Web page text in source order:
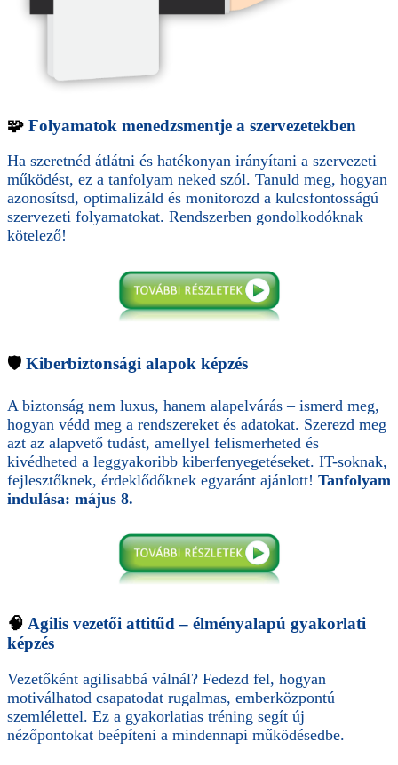
🧩 Folyamatok menedzsmentje a szervezetekben
Ha szeretnéd átlátni és hatékonyan irányítani a szervezeti
működést, ez a tanfolyam neked szól. Tanuld meg, hogyan
azonosítsd, optimalizáld és monitorozd a kulcsfontosságú
szervezeti folyamatokat. Rendszerben gondolkodóknak
kötelező!
🛡️ Kiberbiztonsági alapok képzés
A biztonság nem luxus, hanem alapelvárás – ismerd meg,
hogyan védd meg a rendszereket és adatokat. Szerezd meg
azt az alapvető tudást, amellyel felismerheted és
kivédheted a leggyakoribb kiberfenyegetéseket. IT-soknak,
fejlesztőknek, érdeklődőknek egyaránt ajánlott! Tanfolyam
indulása: május 8.
🧠 Agilis vezetői attitűd – élményalapú gyakorlati
képzés
Vezetőként agilisabbá válnál? Fedezd fel, hogyan
motiválhatod csapatodat rugalmas, emberközpontú
szemlélettel. Ez a gyakorlatias tréning segít új
nézőpontokat beépíteni a mindennapi működésedbe.